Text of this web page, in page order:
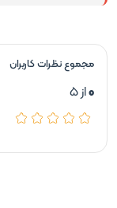
مجموع نظرات کاربران
0از 5